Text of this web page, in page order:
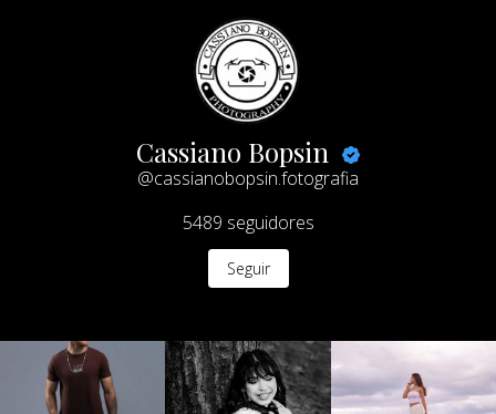
Cassiano Bopsin
@cassianobopsin.fotografia
5489 seguidores
Seguir